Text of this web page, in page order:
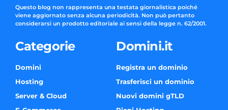
Questo blog non rappresenta una testata giornalistica poiché
viene aggiornato senza alcuna periodicità. Non può pertanto
considerarsi un prodotto editoriale ai sensi della legge n. 62/2001.
Categorie
Domini
Hosting
Server & Cloud
Domini.it
Registra un dominio
Trasferisci un dominio
Nuovi domini gTLD